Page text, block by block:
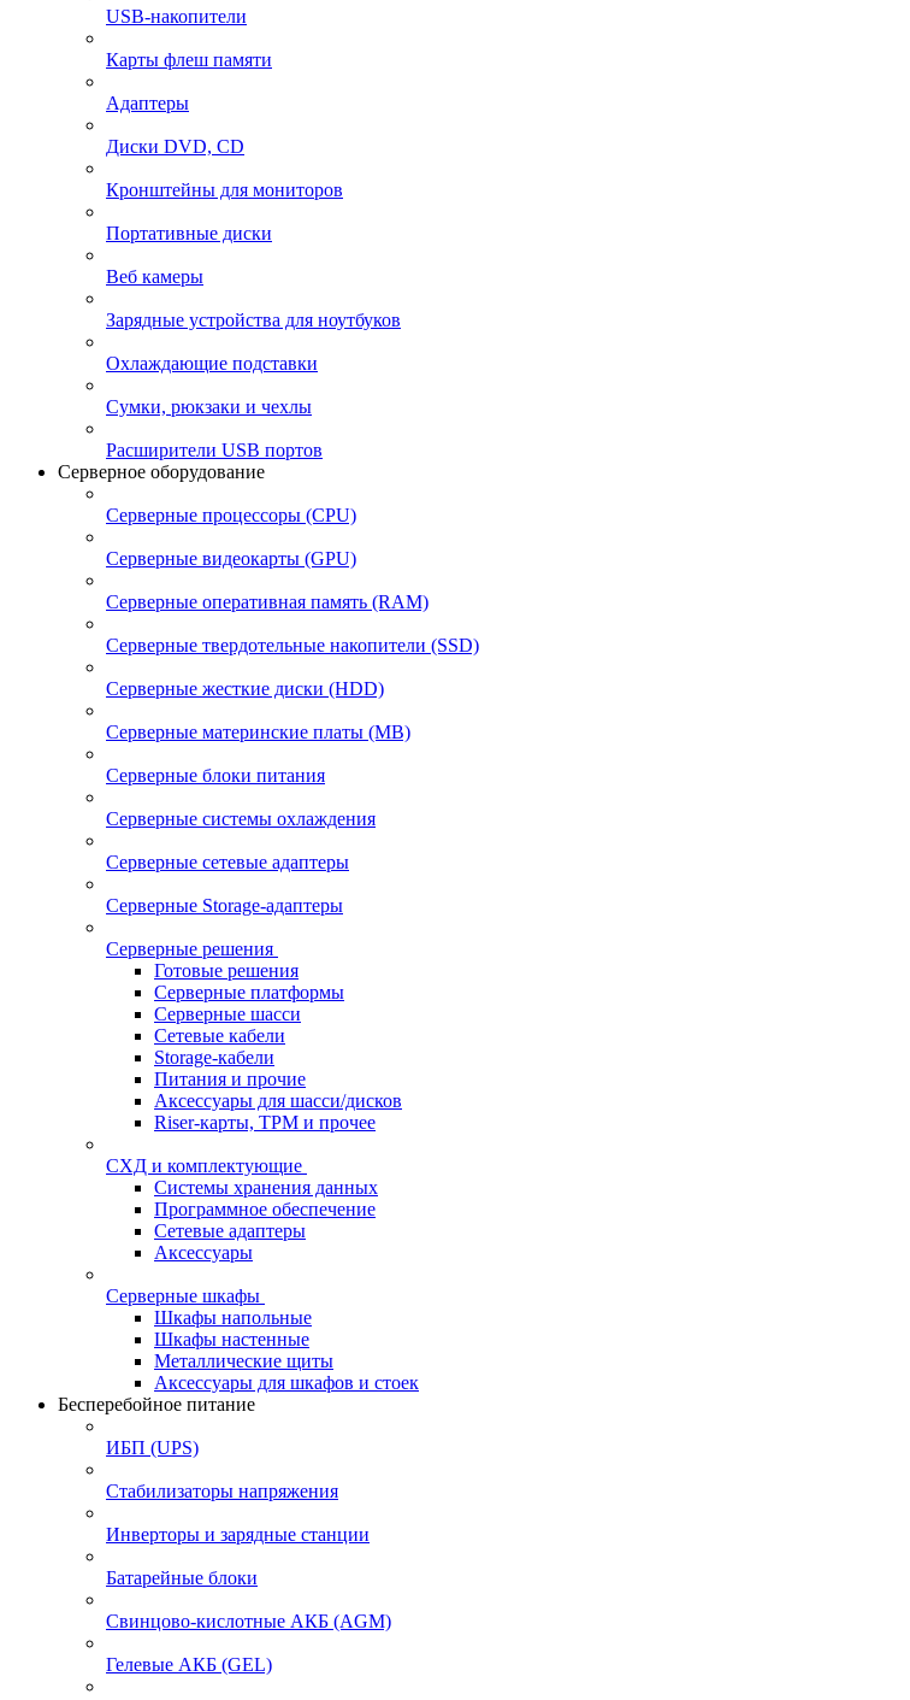
USB-накопители
Карты флеш памяти
Адаптеры
Диски DVD, CD
Кронштейны для мониторов
Портативные диски
Веб камеры
Зарядные устройства для ноутбуков
Охлаждающие подставки
Сумки, рюкзаки и чехлы
Расширители USB портов
Серверное оборудование
Серверные процессоры (CPU)
Серверные видеокарты (GPU)
Серверные оперативная память (RAM)
Серверные твердотельные накопители (SSD)
Серверные жесткие диски (HDD)
Серверные материнские платы (MB)
Серверные блоки питания
Серверные системы охлаждения
Серверные сетевые адаптеры
Серверные Storage-адаптеры
Серверные решения
Готовые решения
Серверные платформы
Серверные шасси
Сетевые кабели
Storage-кабели
Питания и прочие
Аксессуары для шасси/дисков
Riser-карты, TPM и прочее
СХД и комплектующие
Системы хранения данных
Программное обеспечение
Сетевые адаптеры
Аксессуары
Серверные шкафы
Шкафы напольные
Шкафы настенные
Металлические щиты
Аксессуары для шкафов и стоек
Бесперебойное питание
ИБП (UPS)
Стабилизаторы напряжения
Инверторы и зарядные станции
Батарейные блоки
Свинцово-кислотные АКБ (AGM)
Гелевые АКБ (GEL)